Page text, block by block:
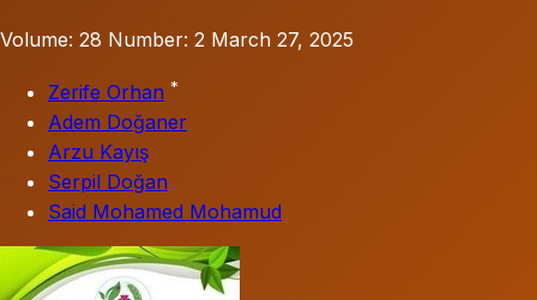
Volume: 28 Number: 2 March 27, 2025
Zerife Orhan *
Adem Doğaner
Arzu Kayış
Serpil Doğan
Said Mohamed Mohamud